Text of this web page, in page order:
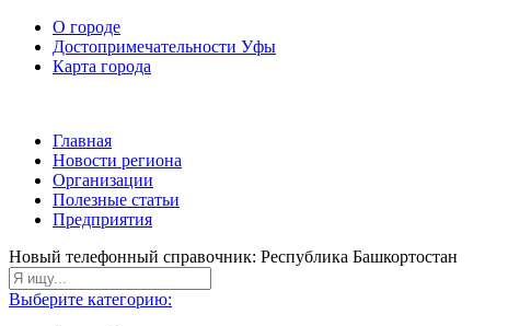
О городе
Достопримечательности Уфы
Карта города
Главная
Новости региона
Организации
Полезные статьи
Предприятия
Новый телефонный справочник: Республика Башкортостан
Выберите категорию: